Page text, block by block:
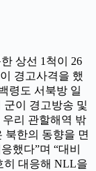
상선 1척이 26
경고사격을 했
령도 서북방 일
이 경고방송 및
리 관할해역 밖
북한의 동향을 면
했다”며 “대비
히 대응해 NLL을